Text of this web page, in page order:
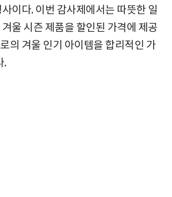
이다. 이번 감사제에서는 따뜻한 일
울 시즌 제품을 할인된 가격에 제공
의 겨울 인기 아이템을 합리적인 가
.